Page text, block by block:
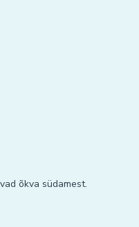
õkva südamest.